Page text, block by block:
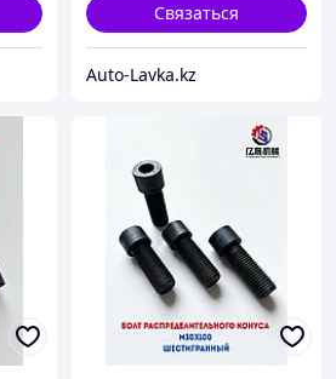
Связаться
Auto-Lavka.kz